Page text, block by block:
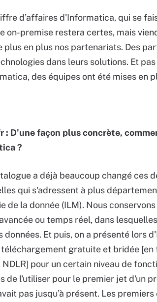
d’affaires d'Informatica, qui se
on-premise restera certes, mais
plus en plus nos partenariats. Des
dans leurs solutions. Et
des équipes ont été mises en
: D'une façon plus concrète,
?
a déjà beaucoup changé ces
qui s'adressent à plus
de la donnée (ILM). Nous
ou temps réel, dans
données. Et puis, on a présenté lors
téléchargement gratuite et bridée
pour un certain niveau de
de l'utiliser pour le premier jet d'un
pas jusqu’à présent. Les